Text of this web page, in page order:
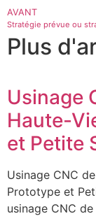
AVANT
Plus
Usinage
Haute-
et Petite
Usinage CNC
Prototype et
usinage CNC